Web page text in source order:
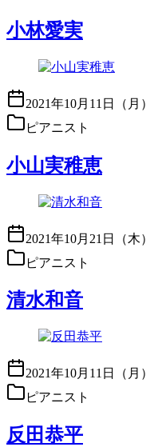
小林愛実
2021年10月11日（月）
ピアニスト
小山実稚恵
2021年10月21日（木）
ピアニスト
清水和音
2021年10月11日（月）
ピアニスト
反田恭平